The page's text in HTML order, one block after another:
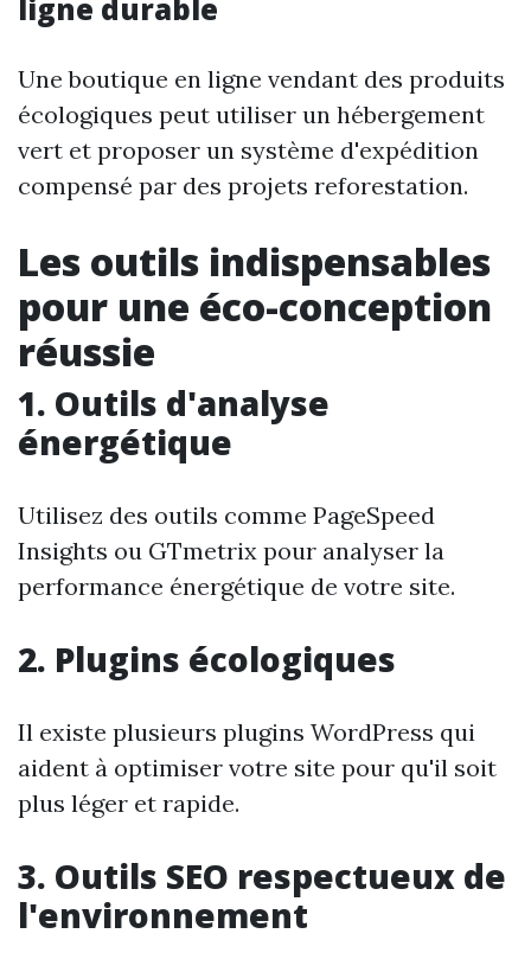
ligne durable
Une boutique en ligne vendant des produits
écologiques peut utiliser un hébergement
vert et proposer un système d'expédition
compensé par des projets reforestation.
Les outils indispensables
pour une éco-conception
réussie
1. Outils d'analyse
énergétique
Utilisez des outils comme PageSpeed
Insights ou GTmetrix pour analyser la
performance énergétique de votre site.
2. Plugins écologiques
Il existe plusieurs plugins WordPress qui
aident à optimiser votre site pour qu'il soit
plus léger et rapide.
3. Outils SEO respectueux de
l'environnement